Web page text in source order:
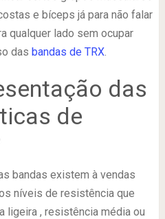
e bíceps já para não falar
qualquer lado sem ocupar
das bandas de TRX.
das
de
bandas existem à vendas
níveis de resistência que
ligeira , resistência média ou